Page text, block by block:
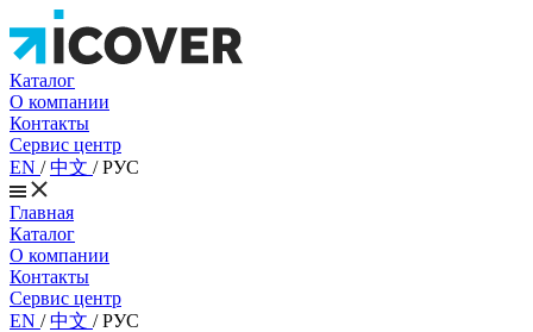
Каталог
О компании
Контакты
Сервис центр
EN /中文 /РУС
Главная
Каталог
О компании
Контакты
Сервис центр
EN /中文 /РУС